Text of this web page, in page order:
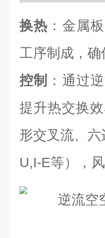
换热 ：金属
工序制成，
控制
：通过
提升热交换
形交叉流、
U,I-E等），